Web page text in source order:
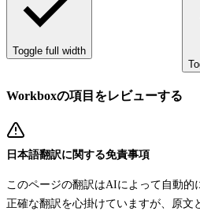
Toggle full width
Workboxの項目をレビューする
日本語翻訳に関する免責事項
このページの翻訳はAIによって自動的
正確な翻訳を心掛けていますが、原文